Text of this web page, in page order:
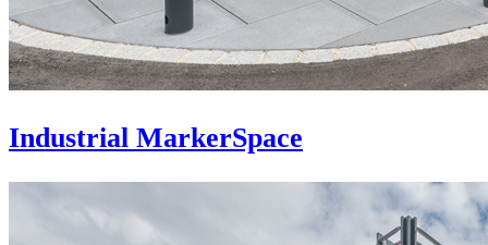
Industrial MarkerSpace